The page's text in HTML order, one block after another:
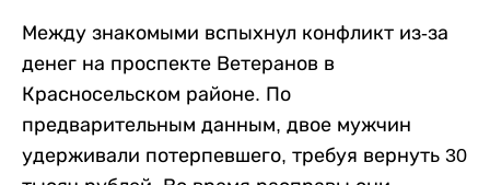
Между знакомыми вспыхнул конфликт из-за
денег на проспекте Ветеранов в
Красносельском районе. По
предварительным данным, двое мужчин
удерживали потерпевшего, требуя вернуть 30